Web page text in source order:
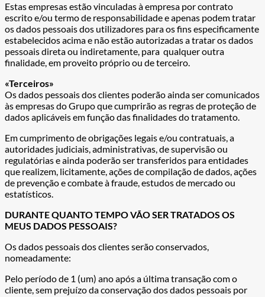
Estas empresas estão vinculadas à empresa por contrato
escrito e/ou termo de responsabilidade e apenas podem tratar
os dados pessoais dos utilizadores para os fins especificamente
estabelecidos acima e não estão autorizadas a tratar os dados
pessoais direta ou indiretamente, para qualquer outra
finalidade, em proveito próprio ou de terceiro.
«Terceiros»
Os dados pessoais dos clientes poderão ainda ser comunicados
às empresas do Grupo que cumprirão as regras de proteção de
dados aplicáveis em função das finalidades do tratamento.
Em cumprimento de obrigações legais e/ou contratuais, a
autoridades judiciais, administrativas, de supervisão ou
regulatórias e ainda poderão ser transferidos para entidades
que realizem, licitamente, ações de compilação de dados, ações
de prevenção e combate à fraude, estudos de mercado ou
estatísticos.
DURANTE QUANTO TEMPO VÃO SER TRATADOS OS
MEUS DADOS PESSOAIS?
Os dados pessoais dos clientes serão conservados,
nomeadamente:
Pelo período de 1 (um) ano após a última transação com o
cliente, sem prejuízo da conservação dos dados pessoais por